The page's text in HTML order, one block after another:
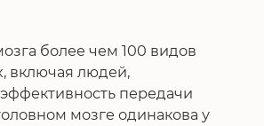
более чем 100 видов
включая людей,
передачи
мозге одинакова у